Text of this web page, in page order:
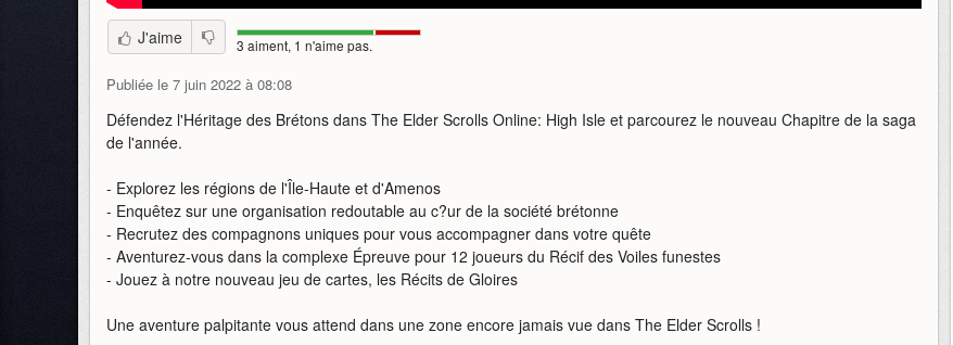
J'aime 3 aiment, 1 n'aime pas.
Publiée le 7 juin 2022 à 08:08
Défendez l'Héritage des Brétons dans The Elder Scrolls Online: High Isle et parcourez le nouveau Chapitre de la saga
de l'année.
- Explorez les régions de l'Île-Haute et d'Amenos
- Enquêtez sur une organisation redoutable au c?ur de la société brétonne
- Recrutez des compagnons uniques pour vous accompagner dans votre quête
- Aventurez-vous dans la complexe Épreuve pour 12 joueurs du Récif des Voiles funestes
- Jouez à notre nouveau jeu de cartes, les Récits de Gloires
Une aventure palpitante vous attend dans une zone encore jamais vue dans The Elder Scrolls !